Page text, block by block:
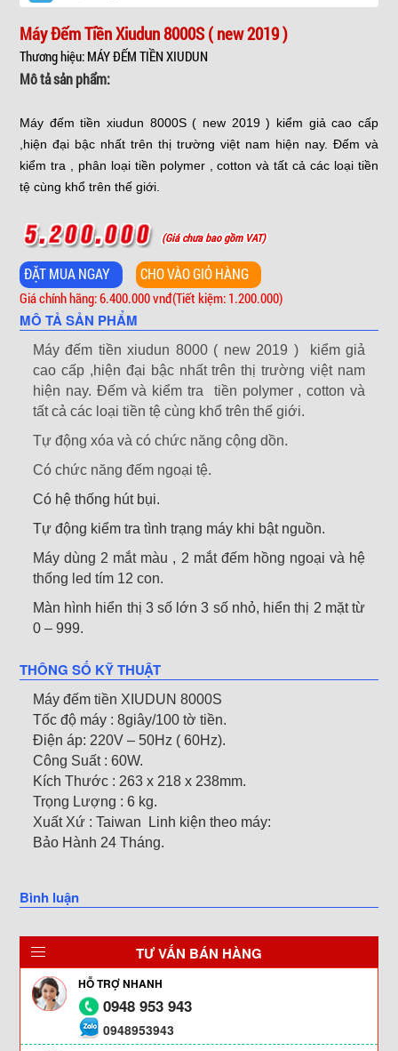
Máy Đếm Tiền Xiudun 8000S ( new 2019 )
Thương hiệu: MÁY ĐẾM TIỀN XIUDUN
Mô tả sản phẩm:
Máy đếm tiền xiudun 8000S ( new 2019 ) kiểm giả cao cấp
,hiện đại bậc nhất trên thị trường việt nam hiện nay. Đếm và
kiểm tra , phân loại tiền polymer , cotton và tất cả các loại tiền
tệ cùng khổ trên thế giới.
(Giá chưa bao gồm VAT)
Giá chính hãng: 6.400.000 vnđ(Tiết kiệm: 1.200.000)
MÔ TẢ SẢN PHẨM
Máy đếm tiền xiudun 8000 ( new 2019 ) kiểm giả
cao cấp ,hiện đại bậc nhất trên thị trường việt nam
hiện nay. Đếm và kiểm tra tiền polymer , cotton và
tất cả các loại tiền tệ cùng khổ trên thế giới.
Tự động xóa và có chức năng cộng dồn.
Có chức năng đếm ngoại tệ.
Có hệ thống hút bụi.
Tự động kiểm tra tình trạng máy khi bật nguồn.
Máy dùng 2 mắt màu , 2 mắt đếm hồng ngoại và hệ
thống led tím 12 con.
Màn hình hiển thị 3 số lớn 3 số nhỏ, hiển thị 2 mặt từ
0 – 999.
THÔNG SỐ KỸ THUẬT
Máy đếm tiền XIUDUN 8000S
Tốc độ máy : 8giây/100 tờ tiền.
Điện áp: 220V – 50Hz ( 60Hz).
Công Suất : 60W.
Kích Thước : 263 x 218 x 238mm.
Trọng Lượng : 6 kg.
Xuất Xứ : Taiwan Linh kiện theo máy:
Bảo Hành 24 Tháng.
Bình luận
TƯ VẤN BÁN HÀNG
HỖ TRỢ NHANH
0948 953 943
0948953943